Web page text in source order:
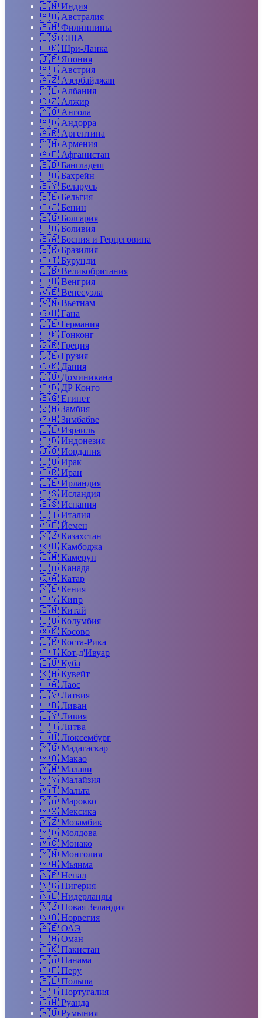
🇮🇳 Индия
🇦🇺 Австралия
🇵🇭 Филиппины
🇺🇸 США
🇱🇰 Шри-Ланка
🇯🇵 Япония
🇦🇹 Австрия
🇦🇿 Азербайджан
🇦🇱 Албания
🇩🇿 Алжир
🇦🇴 Ангола
🇦🇩 Андорра
🇦🇷 Аргентина
🇦🇲 Армения
🇦🇫 Афганистан
🇧🇩 Бангладеш
🇧🇭 Бахрейн
🇧🇾 Беларусь
🇧🇪 Бельгия
🇧🇯 Бенин
🇧🇬 Болгария
🇧🇴 Боливия
🇧🇦 Босния и Герцеговина
🇧🇷 Бразилия
🇧🇮 Бурунди
🇬🇧 Великобритания
🇭🇺 Венгрия
🇻🇪 Венесуэла
🇻🇳 Вьетнам
🇬🇭 Гана
🇩🇪 Германия
🇭🇰 Гонконг
🇬🇷 Греция
🇬🇪 Грузия
🇩🇰 Дания
🇩🇴 Доминикана
🇨🇩 ДР Конго
🇪🇬 Египет
🇿🇲 Замбия
🇿🇼 Зимбабве
🇮🇱 Израиль
🇮🇩 Индонезия
🇯🇴 Иордания
🇮🇶 Ирак
🇮🇷 Иран
🇮🇪 Ирландия
🇮🇸 Исландия
🇪🇸 Испания
🇮🇹 Италия
🇾🇪 Йемен
🇰🇿 Казахстан
🇰🇭 Камбоджа
🇨🇲 Камерун
🇨🇦 Канада
🇶🇦 Катар
🇰🇪 Кения
🇨🇾 Кипр
🇨🇳 Китай
🇨🇴 Колумбия
🇽🇰 Косово
🇨🇷 Коста-Рика
🇨🇮 Кот-д'Ивуар
🇨🇺 Куба
🇰🇼 Кувейт
🇱🇦 Лаос
🇱🇻 Латвия
🇱🇧 Ливан
🇱🇾 Ливия
🇱🇹 Литва
🇱🇺 Люксембург
🇲🇬 Мадагаскар
🇲🇴 Макао
🇲🇼 Малави
🇲🇾 Малайзия
🇲🇹 Мальта
🇲🇦 Марокко
🇲🇽 Мексика
🇲🇿 Мозамбик
🇲🇩 Молдова
🇲🇨 Монако
🇲🇳 Монголия
🇲🇲 Мьянма
🇳🇵 Непал
🇳🇬 Нигерия
🇳🇱 Нидерланды
🇳🇿 Новая Зеландия
🇳🇴 Норвегия
🇦🇪 ОАЭ
🇴🇲 Оман
🇵🇰 Пакистан
🇵🇦 Панама
🇵🇪 Перу
🇵🇱 Польша
🇵🇹 Португалия
🇷🇼 Руанда
🇷🇴 Румыния